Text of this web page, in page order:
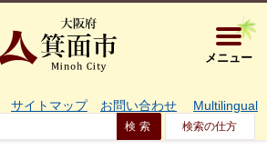
大阪府箕
メニュー
サイトマップ お問い合わせ Multilingual
検索の仕方